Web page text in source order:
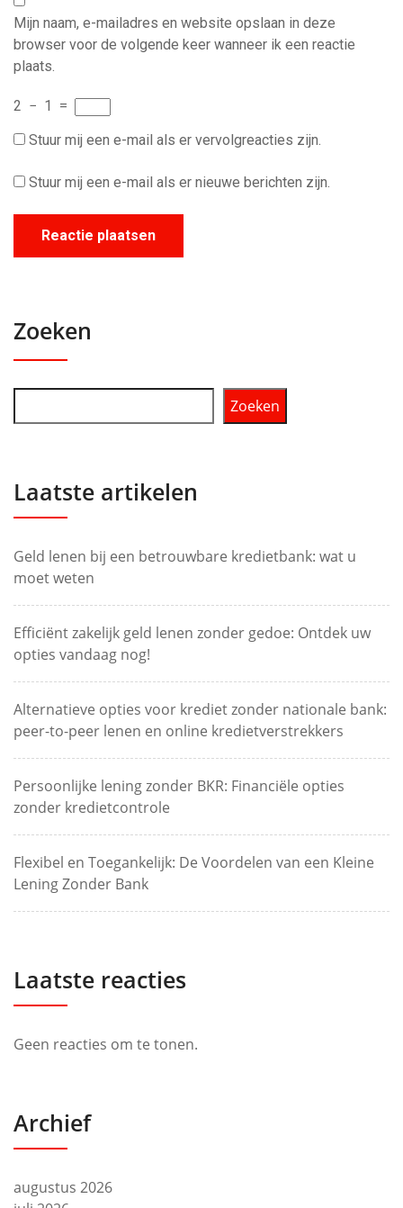
Mijn naam, e-mailadres en website opslaan in deze
browser voor de volgende keer wanneer ik een reactie
plaats.
2 − 1
=
Stuur mij een e-mail als er vervolgreacties zijn.
Stuur mij een e-mail als er nieuwe berichten zijn.
Zoeken
Zoeken
Laatste artikelen
Geld lenen bij een betrouwbare kredietbank: wat u
moet weten
Efficiënt zakelijk geld lenen zonder gedoe: Ontdek uw
opties vandaag nog!
Alternatieve opties voor krediet zonder nationale bank:
peer-to-peer lenen en online kredietverstrekkers
Persoonlijke lening zonder BKR: Financiële opties
zonder kredietcontrole
Flexibel en Toegankelijk: De Voordelen van een Kleine
Lening Zonder Bank
Laatste reacties
Geen reacties om te tonen.
Archief
augustus 2026